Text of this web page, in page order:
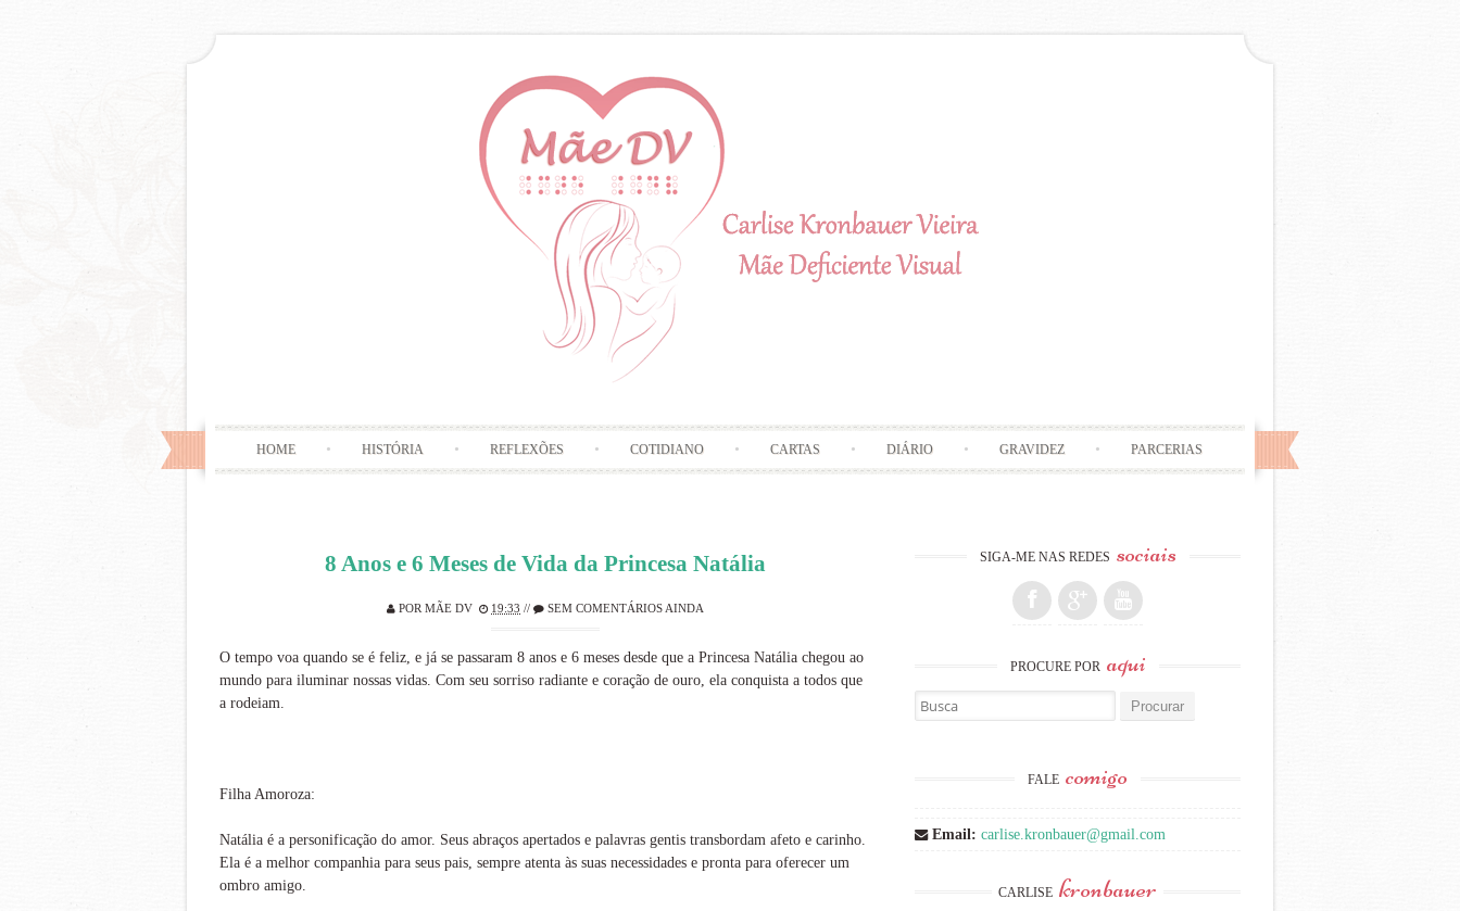
HOME HISTÓRIA REFLEXÕES COTIDIANO CARTAS DIÁRIO GRAVIDEZ PARCERIAS
8 Anos e 6 Meses de Vida da Princesa Natália
POR MÃE DV 19:33 // SEM COMENTÁRIOS AINDA
O tempo voa quando se é feliz, e já se passaram 8 anos e 6 meses desde que a Princesa Natália chegou ao
mundo para iluminar nossas vidas. Com seu sorriso radiante e coração de ouro, ela conquista a todos que
a rodeiam.
Filha Amoroza:
Natália é a personificação do amor. Seus abraços apertados e palavras gentis transbordam afeto e carinho.
Ela é a melhor companhia para seus pais, sempre atenta às suas necessidades e pronta para oferecer um
ombro amigo.
SIGA-ME NAS REDES sociais
PROCURE POR aqui
Busca por:
FALE comigo
Email: carlise.kronbauer@gmail.com
CARLISE kronbauer